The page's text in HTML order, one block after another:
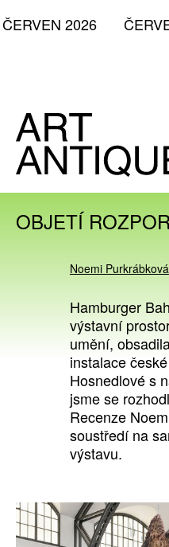
ČERVEN 2026
OBJETÍ
Noemi Purkrábková
Hamburger
výstavní
umění,
instalace
Hosnedlové s
jsme se
Recenze
soustředí na
výstavu.